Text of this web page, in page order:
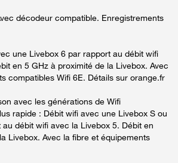
décodeur compatible. Enregistrements
une Livebox 6 par rapport au débit wifi
en 5 GHz à proximité de la Livebox. Avec
compatibles Wifi 6E. Détails sur orange.fr
avec les générations de Wifi
rapide : Débit wifi avec une Livebox S ou
débit wifi avec la Livebox 5. Débit en
Livebox. Avec la fibre et équipements